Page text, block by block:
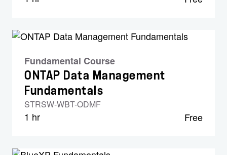
Fundamental Course
ONTAP Data Management
Fundamentals
STRSW-WBT-ODMF
1 hr Free